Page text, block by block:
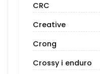
CRC
Creative
Crong
Crossy i enduro